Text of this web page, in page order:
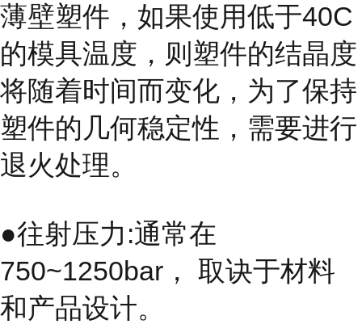
薄壁塑件，如果使用低于40C
的模具温度，则塑件的结晶度
将随着时间而变化，为了保持
塑件的几何稳定性，需要进行
退火处理。
●往射压力:通常在
750~1250bar， 取诀于材料
和产品设计。